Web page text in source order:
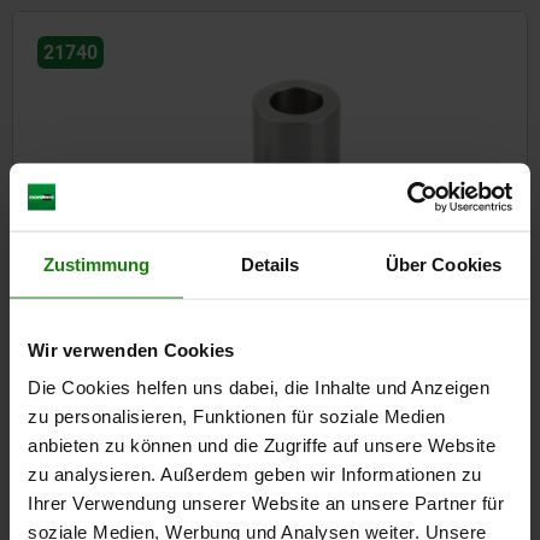
Zustimmung Details Über Cookies
Wir verwenden Cookies
Die Cookies helfen uns dabei, die Inhalte und Anzeigen
zu personalisieren, Funktionen für soziale Medien
anbieten zu können und die Zugriffe auf unsere Website
zu analysieren. Außerdem geben wir Informationen zu
Ihrer Verwendung unserer Website an unsere Partner für
soziale Medien, Werbung und Analysen weiter. Unsere
21740
Reduzierhülsen Edelstahl
ab 7,52 CHF
zzgl. MwSt.
zzgl. Versandkosten
DETAILS
Einträge / Seite 6 von 6 Einträgen